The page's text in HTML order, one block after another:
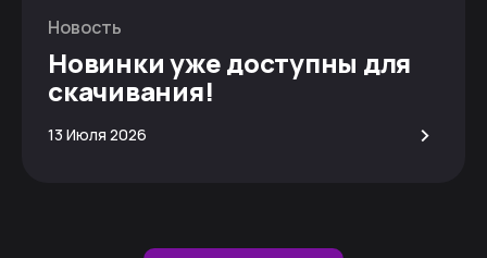
Новость
Новинки уже доступны для
скачивания!
13 Июля 2026 >